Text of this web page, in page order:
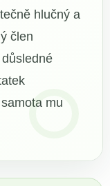
hlučný a
člen
mu